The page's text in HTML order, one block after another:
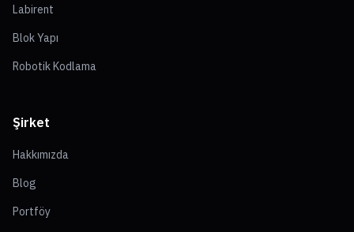
Labirent
Blok Yapı
Robotik Kodlama
Şirket
Hakkımızda
Blog
Portföy